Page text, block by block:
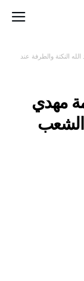
النكتة والطرفة عند
مهدي
الشعب